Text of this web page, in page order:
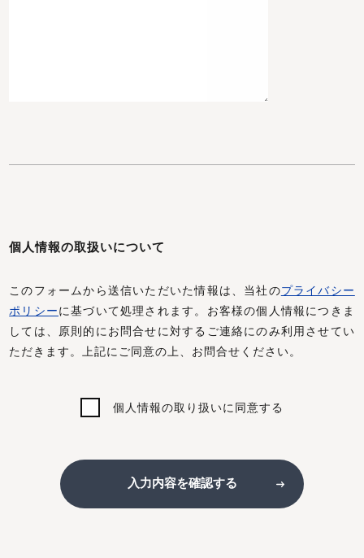
個人情報の取扱いについて
このフォームから送信いただいた情報は、当社のプライバシー
ポリシーに基づいて処理されます。お客様の個人情報につきま
しては、原則的にお問合せに対するご連絡にのみ利用させてい
ただきます。上記にご同意の上、お問合せください。
個人情報の取り扱いに同意する
入力内容を確認する